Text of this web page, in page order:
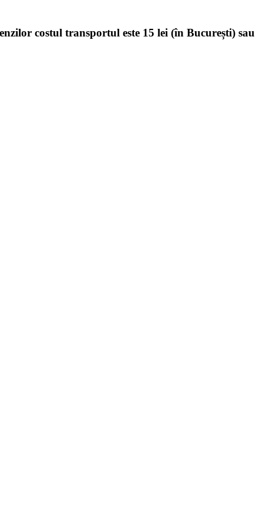
costul transportul este 15 lei (în București) sau